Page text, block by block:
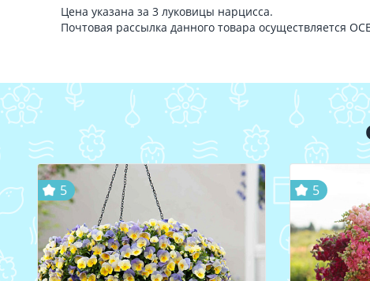
Цена указана за 3 луковицы нарцисса.
Почтовая рассылка данного товара осуществляется
5 5